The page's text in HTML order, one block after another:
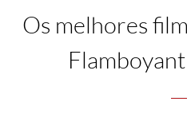
Os melhores